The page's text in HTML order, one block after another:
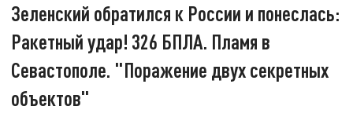
Зеленский обратился к России и понеслась:
Ракетный удар! 326 БПЛА. Пламя в
Севастополе. "Поражение двух секретных
объектов"